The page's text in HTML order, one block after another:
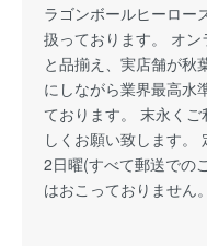
ラゴンボールヒーロー
扱っております。 オ
と品揃え、実店舗が秋
にしながら業界最高水
ております。 末永く
しくお願い致します。
2日曜(すべて郵送での
はおこっておりません